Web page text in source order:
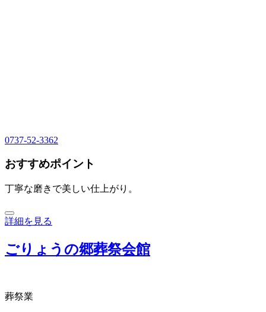
0737-52-3362
おすすめポイント
丁寧な磨きで美しい仕上がり。
詳細を見る
ごりょうの郷葬祭会館
葬祭業